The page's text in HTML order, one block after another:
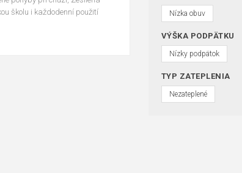
školu i každodenní použití
Nízka obuv
VÝŠKA PODPÄTKU
Nízky podpätok
TYP ZATEPLENIA
Nezateplené